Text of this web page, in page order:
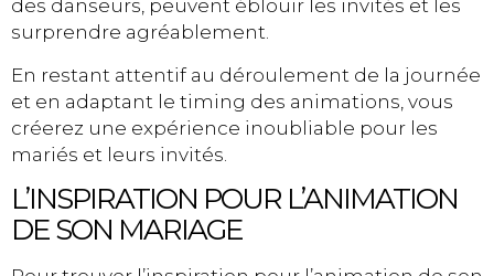
des danseurs, peuvent éblouir les invités et les
surprendre agréablement.
En restant attentif au déroulement de la journée
et en adaptant le timing des animations, vous
créerez une expérience inoubliable pour les
mariés et leurs invités.
L’INSPIRATION POUR L’ANIMATION
DE SON MARIAGE